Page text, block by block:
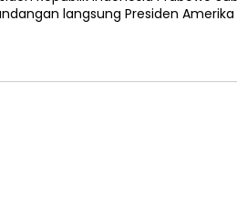
langsung Presiden